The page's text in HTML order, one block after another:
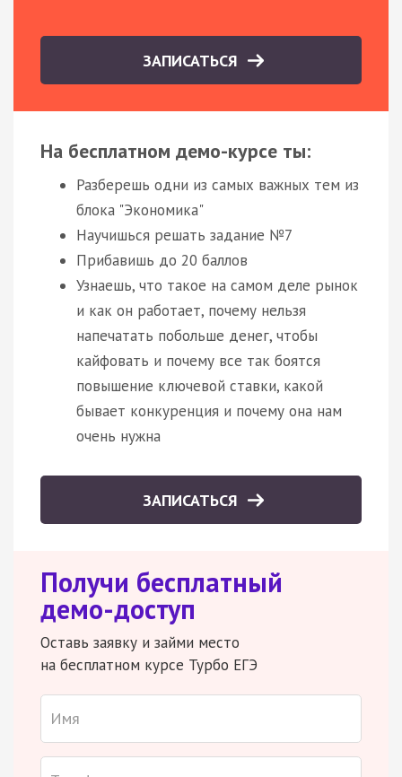
ЗАПИСАТЬСЯ
На бесплатном демо-курсе ты:
Разберешь одни из самых важных тем из
блока "Экономика"
Научишься решать задание №7
Прибавишь до 20 баллов
Узнаешь, что такое на самом деле рынок
и как он работает, почему нельзя
напечатать побольше денег, чтобы
кайфовать и почему все так боятся
повышение ключевой ставки, какой
бывает конкуренция и почему она нам
очень нужна
ЗАПИСАТЬСЯ
Получи бесплатный
демо-доступ
Оставь заявку и займи место
на бесплатном курсе Турбо ЕГЭ